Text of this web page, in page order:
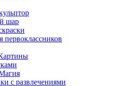
шар
первоклассников
с развлечениями